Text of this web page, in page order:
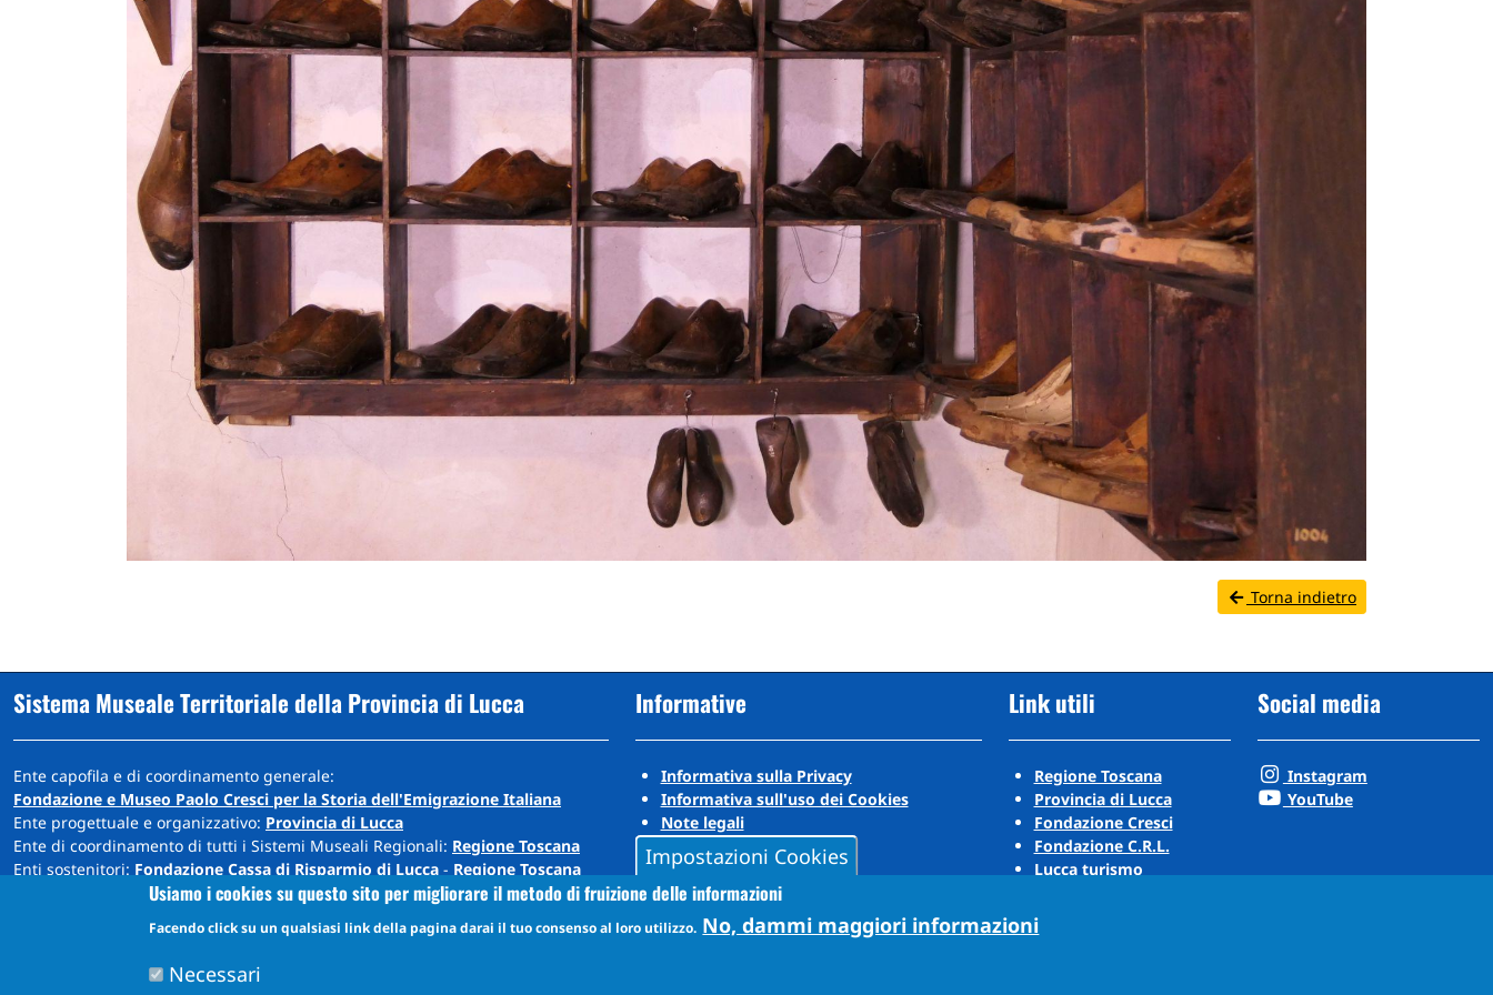
Torna indietro
Sistema Museale Territoriale della Provincia di Lucca
Ente capofila e di coordinamento generale:
Fondazione e Museo Paolo Cresci per la Storia dell'Emigrazione Italiana
Ente progettuale e organizzativo: Provincia di Lucca
Ente di coordinamento di tutti i Sistemi Museali Regionali: Regione Toscana
Enti sostenitori: Fondazione Cassa di Risparmio di Lucca - Regione Toscana
Sede: Cortile Carrara - Palazzo Ducale - 55100 Lucca
info@museiprovincialucca.it
Informative
Informativa sulla Privacy
Informativa sull'uso dei Cookies
Note legali
Link utili
Regione Toscana
Provincia di Lucca
Fondazione Cresci
Fondazione C.R.L.
Lucca turismo
Puccini Lands
Social media
Instagram
YouTube
Impostazioni Cookies
Usiamo i cookies su questo sito per migliorare il metodo di fruizione delle informazioni
Facendo click su un qualsiasi link della pagina darai il tuo consenso al loro utilizzo. No, dammi maggiori informazioni
Necessari